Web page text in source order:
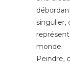
singulier,
monde.
Peindre,